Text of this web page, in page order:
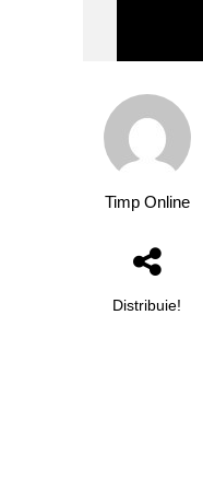
Timp Online
Distribuie!